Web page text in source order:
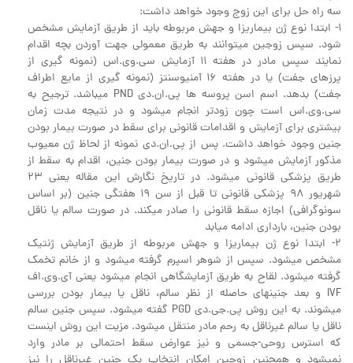
سه راه حل برای این زوج وجود خواهد داشت:
1- ابتدا نوع ژن بیماریزا و جهش مربوطه باید از طریق آزمایش مشخص
شود. سپس زوجین میتوانند به طریق معمولی جهت آوردن بچه اقدام
نمایند سپس مادر در هفته 11 آزمایش سی.وی.اس (نمونه گیری از
پرزهای جفت) یا در هفته 16 آمنیوسنتز (نمونه گیری از مایع اطراف
جفت) بدهد. اسم اسن پروسه ها پی.ان.دی PND میباشد. ترجیح به
سی.وی.اس است چون زودتر انجام میشود و در نتیجه مدت زمان
بیشتری برای آزمایش و اقدامات قانونی برای سقط در صورت بیمار بودن
جنین وجود خواهد داشت. پس از پی.ان.دی نمونه از لحاظ ژن معیوب
مذکور آزمایش میشود و در صورت بیمار بودن جنین، اقدام به سقط از
طریق پزشکی قانونی میشود. در تاریخ نگارش این مقاله یعنی 23
شهریور 98 پزشکی قانونی تا قبل از سن 19 هفتگی جنین (بر اساس
سونوگرافی) اجازه سقط قانونی را صادر میکند. در صورت سالم یا ناقل
بودن جنین، بارداری ادامه میابد
2- ابتدا نوع ژن بیماریزا و جهش مربوطه از طریق آزمایش ژنتیک
مشخص میشود. سپس از شوهر اسپرم گرفته میشود و از خانم تخمک
گرفته میشود. لقاح به طریق آزمایشگاهی انجام میشود یعنی آی.وی.اف
IVF و بعد جنینهای حاصله از نظر سالم، ناقل یا بیمار بودن بررسی
میشوند. به این روش پی.جی.دی PGD گفته میشود. سپس جنین سالم
ناقل یا سالم غیرناقل به رحم مادر منتقل میشود. مزیت این روش اینست
که استرس روحی-جسمی و نیز عوارض سقط احتمالی بر مادر وارد